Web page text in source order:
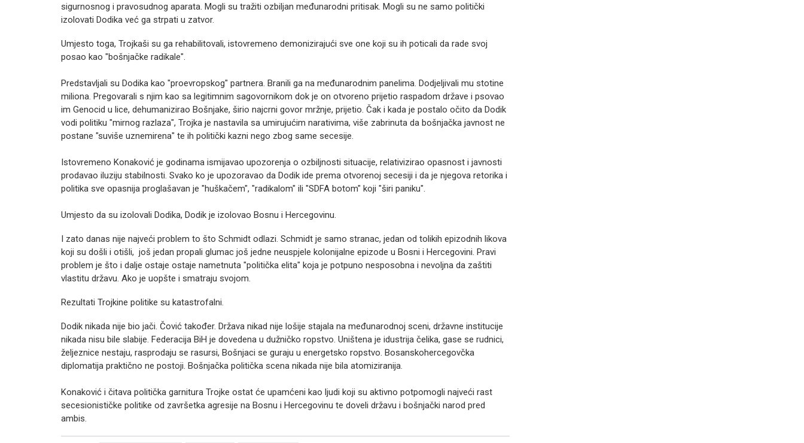
sigurnosnog i pravosudnog aparata. Mogli su tražiti ozbiljan međunarodni pritisak. Mogli su ne samo politički
izolovati Dodika već ga strpati u zatvor.
Umjesto toga, Trojkaši su ga rehabilitovali, istovremeno demonizirajući sve one koji su ih poticali da rade svoj
posao kao "bošnjačke radikale".
Predstavljali su Dodika kao "proevropskog" partnera. Branili ga na međunarodnim panelima. Dodjeljivali mu stotine
miliona. Pregovarali s njim kao sa legitimnim sagovornikom dok je on otvoreno prijetio raspadom države i psovao
im Genocid u lice, dehumanizirao Bošnjake, širio najcrni govor mržnje, prijetio. Čak i kada je postalo očito da Dodik
vodi politiku "mirnog razlaza", Trojka je nastavila sa umirujućim narativima, više zabrinuta da bošnjačka javnost ne
postane "suviše uznemirena" te ih politički kazni nego zbog same secesije.
Istovremeno Konaković je godinama ismijavao upozorenja o ozbiljnosti situacije, relativizirao opasnost i javnosti
prodavao iluziju stabilnosti. Svako ko je upozoravao da Dodik ide prema otvorenoj secesiji i da je njegova retorika i
politika sve opasnija proglašavan je "huškačem", "radikalom" ili "SDFA botom" koji "širi paniku".
Umjesto da su izolovali Dodika, Dodik je izolovao Bosnu i Hercegovinu.
I zato danas nije najveći problem to što Schmidt odlazi. Schmidt je samo stranac, jedan od tolikih epizodnih likova
koji su došli i otišli, još jedan propali glumac još jedne neuspjele kolonijalne epizode u Bosni i Hercegovini. Pravi
problem je što i dalje ostaje ostaje nametnuta "politička elita" koja je potpuno nesposobna i nevoljna da zaštiti
vlastitu državu. Ako je uopšte i smatraju svojom.
Rezultati Trojkine politike su katastrofalni.
Dodik nikada nije bio jači. Čović također. Država nikad nije lošije stajala na međunarodnoj sceni, državne institucije
nikada nisu bile slabije. Federacija BiH je dovedena u dužničko ropstvo. Uništena je idustrija čelika, gase se rudnici,
željeznice nestaju, rasprodaju se rasursi, Bošnjaci se guraju u energetsko ropstvo. Bosanskohercegovčka
diplomatija praktično ne postoji. Bošnjačka politička scena nikada nije bila atomiziranija.
Konaković i čitava politička garnitura Trojke ostat će upamćeni kao ljudi koji su aktivno potpomogli najveći rast
secesionističke politike od završetka agresije na Bosnu i Hercegovinu te doveli državu i bošnjački narod pred
ambis.